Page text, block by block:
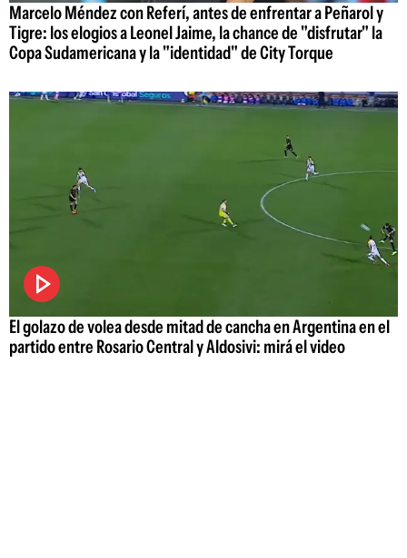
Marcelo Méndez con Referí, antes de enfrentar a Peñarol y
Tigre: los elogios a Leonel Jaime, la chance de "disfrutar" la
Copa Sudamericana y la "identidad" de City Torque
El golazo de volea desde mitad de cancha en Argentina en el
partido entre Rosario Central y Aldosivi: mirá el video